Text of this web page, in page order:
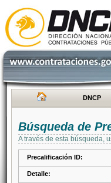
DNCP
Búsqueda de
A través de esta búsqueda,
Precalificación ID:
Detalle: